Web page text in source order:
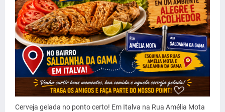
Cerveja gelada no ponto certo! Em Italva na Rua Amélia Mota